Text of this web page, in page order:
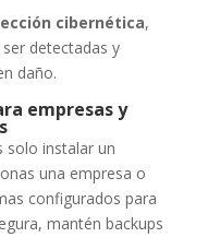
cibernética,
detectadas y
daño.
empresas y
solo instalar un
una empresa o
configurados para
mantén backups